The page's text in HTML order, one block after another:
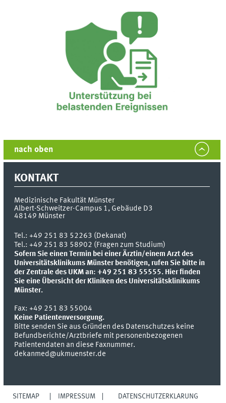
nach oben
KONTAKT
Medizinische Fakultät Münster
Albert-Schweitzer-Campus 1, Gebäude D3
48149 Münster
Tel.:+49 251 83 52263 (Dekanat)
Tel.: +49 251 83 58902 (Fragen zum Studium)
Sofern Sie einen Termin bei einer Ärztin/einem Arzt des
Universitätsklinikums Münster benötigen, rufen Sie bitte in
der Zentrale des UKM an: +49 251 83 55555. Hier finden
Sie eine Übersicht der Kliniken des Universitätsklinikums
Münster.
Fax:+49 251 83 55004
Keine Patientenversorgung.
Bitte senden Sie aus Gründen des Datenschutzes keine
Befundberichte/Arztbriefe mit personenbezogenen
Patientendaten an diese Faxnummer.
dekanmed@ukmuenster.de
SITEMAP IMPRESSUM DATENSCHUTZERKLÄRUNG